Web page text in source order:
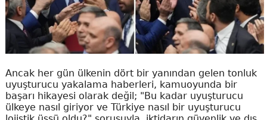
Ancak her gün ülkenin dört bir yanından gelen tonluk
uyuşturucu yakalama haberleri, kamuoyunda bir
başarı hikayesi olarak değil; "Bu kadar uyuşturucu
ülkeye nasıl giriyor ve Türkiye nasıl bir uyuşturucu